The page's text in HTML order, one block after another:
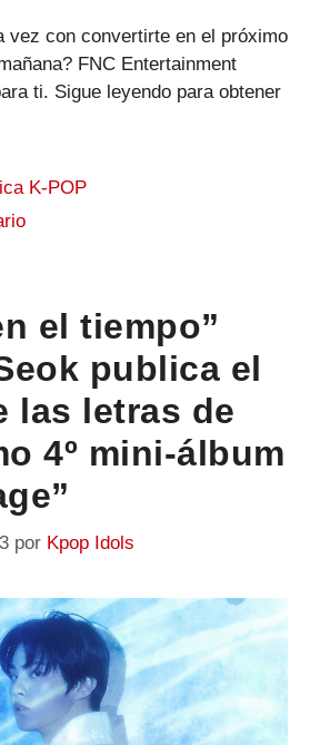
vez con convertirte en el próximo
FNC Entertainment
ti. Sigue leyendo para obtener
K-POP
el tiempo”
publica el
las letras de
4º mini-álbum
por Kpop Idols